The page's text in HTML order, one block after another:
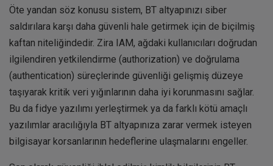
Öte yandan söz konusu sistem, BT altyapınızı siber
saldırılara karşı daha güvenli hale getirmek için de biçilmiş
kaftan niteliğindedir. Zira IAM, ağdaki kullanıcıları doğrudan
ilgilendiren yetkilendirme (authorization) ve doğrulama
(authentication) süreçlerinde güvenliği gelişmiş düzeye
taşıyarak kritik veri yığınlarının daha iyi korunmasını sağlar.
Bu da fidye yazılımı yerleştirmek ya da farklı kötü amaçlı
yazılımlar aracılığıyla BT altyapınıza zarar vermek isteyen
bilgisayar korsanlarının hedeflerine ulaşmalarını engeller.